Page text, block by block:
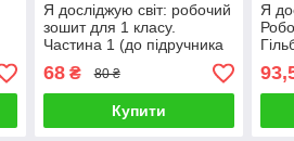
Я досліджую світ: робочий
зошит для 1 класу.
Частина 1 (до підручника
Жаркової І.)
68₴ 80 ₴
Купити
Я